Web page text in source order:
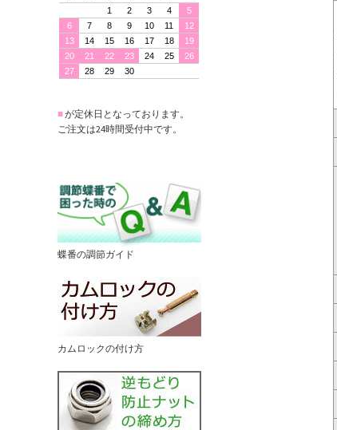
■が定休日となっております。
ご注文は24時間受付中です。
蝶番の調節ガイド
カムロックの付け方